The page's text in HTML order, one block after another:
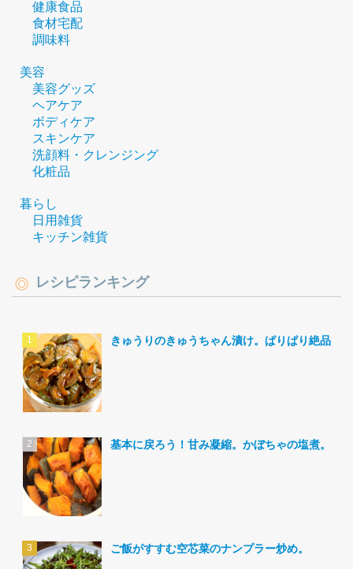
健康食品
食材宅配
調味料
美容
美容グッズ
ヘアケア
ボディケア
スキンケア
洗顔料・クレンジング
化粧品
暮らし
日用雑貨
キッチン雑貨
レシピランキング
きゅうりのきゅうちゃん漬け。ぱりぱり絶品。
基本に戻ろう！甘み凝縮。かぼちゃの塩煮。
ご飯がすすむ空芯菜のナンプラー炒め。